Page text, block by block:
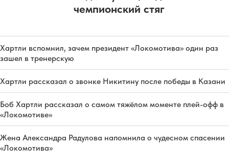
чемпионский стяг
Хартли вспомнил, зачем президент «Локомотива» один раз
зашел в тренерскую
Хартли рассказал о звонке Никитину после победы в Казани
Боб Хартли рассказал о самом тяжёлом моменте плей-офф в
«Локомотиве»
Жена Александра Радулова напомнила о чудесном спасении
«Локомотива»